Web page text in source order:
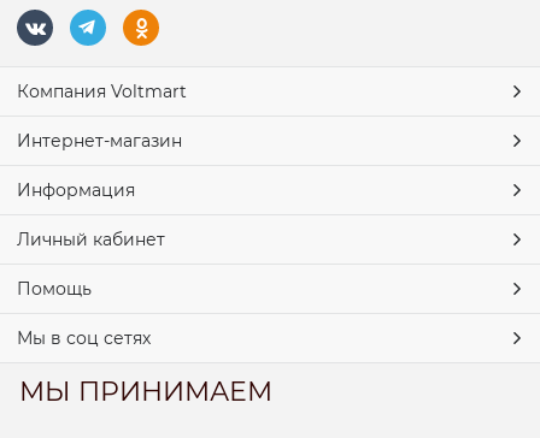
Компания Voltmart
Интернет-магазин
Информация
Личный кабинет
Помощь
Мы в соц сетях
МЫ ПРИНИМАЕМ